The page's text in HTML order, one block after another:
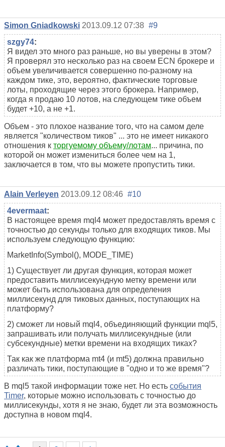
Simon Gniadkowski 2013.09.12 07:38 #9
szgy74:
Я видел это много раз раньше, но вы уверены в этом?
Я проверял это несколько раз на своем ECN брокере и
объем увеличивается совершенно по-разному на
каждом тике, это, вероятно, фактические торговые
лоты, проходящие через этого брокера. Например,
когда я продаю 10 лотов, на следующем тике объем
будет +10, а не +1.
Объем - это плохое название того, что на самом деле
является "количеством тиков" ... это не имеет никакого
отношения к торгуемому объему/лотам... причина, по
которой он может измениться более чем на 1,
заключается в том, что вы можете пропустить тики.
Alain Verleyen 2013.09.12 08:46 #10
4evermaat:
В настоящее время mql4 может предоставлять время с
точностью до секунды только для входящих тиков. Мы
используем следующую функцию:
MarketInfo(Symbol(), MODE_TIME)
1) Существует ли другая функция, которая может
предоставить миллисекундную метку времени или
может быть использована для определения
миллисекунд для тиковых данных, поступающих на
платформу?
2) сможет ли новый mql4, объединяющий функции mql5,
запрашивать или получать миллисекундные (или
субсекундные) метки времени на входящих тиках?
Так как же платформа mt4 (и mt5) должна правильно
различать тики, поступающие в "одно и то же время"?
В mql5 такой информации тоже нет. Но есть события
Timer, которые можно использовать с точностью до
миллисекунды, хотя я не знаю, будет ли эта возможность
доступна в новом mql4.